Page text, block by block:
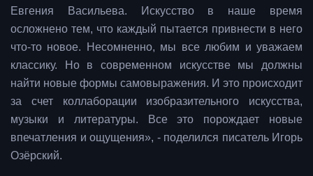
Евгения Васильева. Искусство в наше время
осложнено тем, что каждый пытается привнести в него
что-то новое. Несомненно, мы все любим и уважаем
классику. Но в современном искусстве мы должны
найти новые формы самовыражения. И это происходит
за счет коллаборации изобразительного искусства,
музыки и литературы. Все это порождает новые
впечатления и ощущения», - поделился писатель Игорь
Озёрский.